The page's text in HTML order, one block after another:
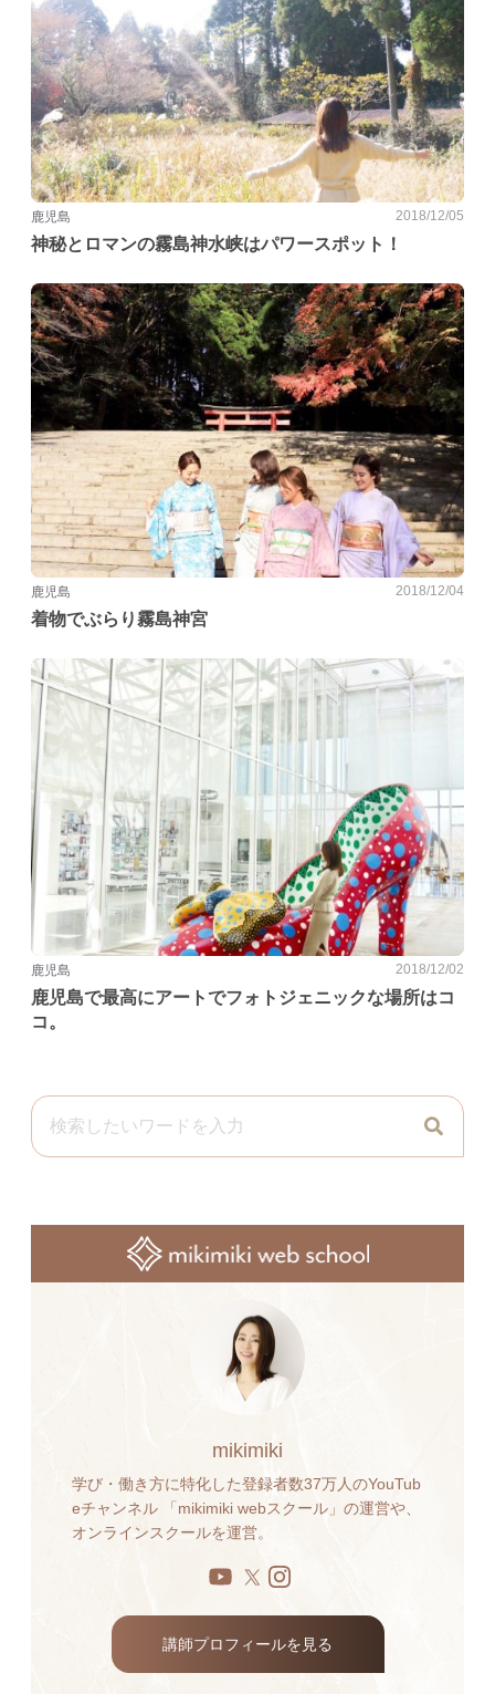
鹿児島 2018/12/05
神秘とロマンの霧島神水峡はパワースポット！
鹿児島 2018/12/04
着物でぶらり霧島神宮
鹿児島 2018/12/02
鹿児島で最高にアートでフォトジェニックな場所はコ
コ。
mikimiki
学び・働き方に特化した登録者数37万人のYouTub
eチャンネル 「mikimiki webスクール」の運営や、
オンラインスクールを運営。
講師プロフィールを見る